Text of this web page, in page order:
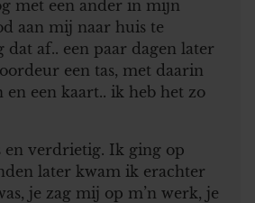
met een ander in mijn
aan mij naar huis te
dat af.. een paar dagen later
een tas, met daarin
en een kaart.. ik heb het zo
en verdrietig. Ik ging op
later kwam ik erachter
je zag mij op m’n werk, je